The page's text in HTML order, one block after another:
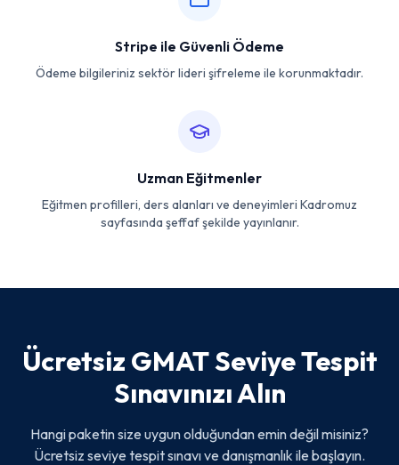
Stripe ile Güvenli Ödeme
Ödeme bilgileriniz sektör lideri şifreleme ile korunmaktadır.
Uzman Eğitmenler
Eğitmen profilleri, ders alanları ve deneyimleri Kadromuz
sayfasında şeffaf şekilde yayınlanır.
Ücretsiz GMAT Seviye Tespit
Sınavınızı Alın
Hangi paketin size uygun olduğundan emin değil misiniz?
Ücretsiz seviye tespit sınavı ve danışmanlık ile başlayın.